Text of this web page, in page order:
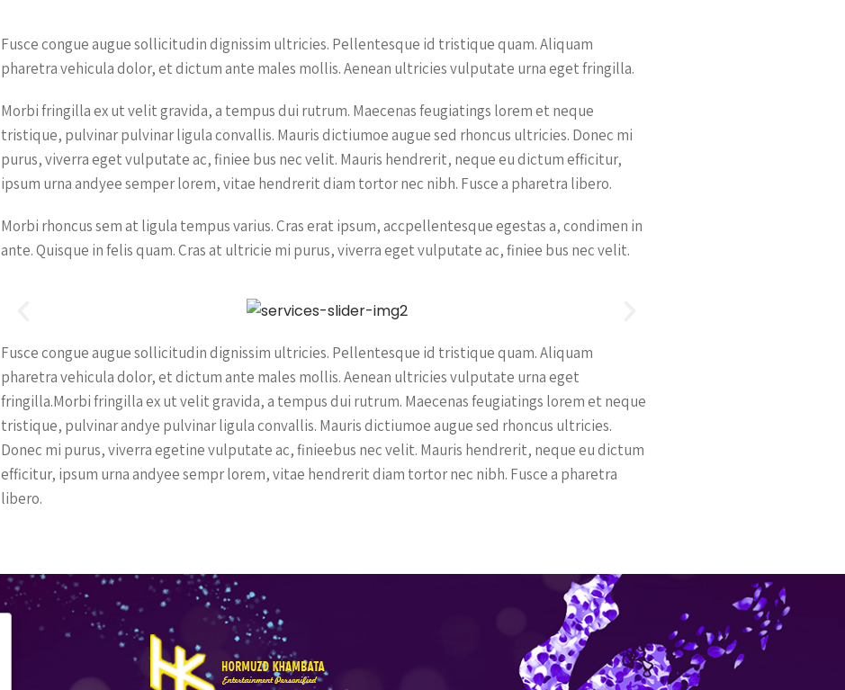
Fusce congue augue sollicitudin dignissim ultricies. Pellentesque id tristique quam. Aliquam
pharetra vehicula dolor, et dictum ante males mollis. Aenean ultricies vulputate urna eget fringilla.
Morbi fringilla ex ut velit gravida, a tempus dui rutrum. Maecenas feugiatings lorem et neque
tristique, pulvinar pulvinar ligula convallis. Mauris dictiumoe augue sed rhoncus ultricies. Donec mi
purus, viverra eget vulputate ac, finiee bus nec velit. Mauris hendrerit, neque eu dictum efficitur,
ipsum urna andyee semper lorem, vitae hendrerit diam tortor nec nibh. Fusce a pharetra libero.
Morbi rhoncus sem at ligula tempus varius. Cras erat ipsum, accpellentesque egestas a, condimen in
ante. Quisque in felis quam. Cras at ultricie mi purus, viverra eget vulputate ac, finiee bus nec velit.
Fusce congue augue sollicitudin dignissim ultricies. Pellentesque id tristique quam. Aliquam
pharetra vehicula dolor, et dictum ante males mollis. Aenean ultricies vulputate urna eget
fringilla.Morbi fringilla ex ut velit gravida, a tempus dui rutrum. Maecenas feugiatings lorem et neque
tristique, pulvinar andye pulvinar ligula convallis. Mauris dictiumoe augue sed rhoncus ultricies.
Donec mi purus, viverra egetine vulputate ac, finieebus nec velit. Mauris hendrerit, neque eu dictum
efficitur, ipsum urna andyee sempr lorem, vitae hendrerit diam tortor nec nibh. Fusce a pharetra
libero.